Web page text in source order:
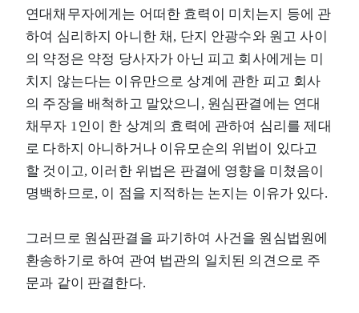
연대채무자에게는 어떠한 효력이 미치는지 등에 관
하여 심리하지 아니한 채, 단지 안광수와 원고 사이
의 약정은 약정 당사자가 아닌 피고 회사에게는 미
치지 않는다는 이유만으로 상계에 관한 피고 회사
의 주장을 배척하고 말았으니, 원심판결에는 연대
채무자 1인이 한 상계의 효력에 관하여 심리를 제대
로 다하지 아니하거나 이유모순의 위법이 있다고
할 것이고, 이러한 위법은 판결에 영향을 미쳤음이
명백하므로, 이 점을 지적하는 논지는 이유가 있다.
그러므로 원심판결을 파기하여 사건을 원심법원에
환송하기로 하여 관여 법관의 일치된 의견으로 주
문과 같이 판결한다.